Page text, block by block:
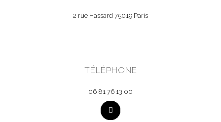
2 rue Hassard 75019 Paris
TÉLÉPHONE
06 81 76 13 00